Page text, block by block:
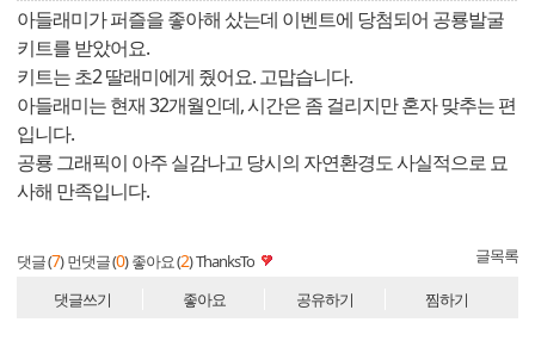
아들래미가 퍼즐을 좋아해 샀는데 이벤트에 당첨되어 공룡발굴
키트를 받았어요.
키트는 초2 딸래미에게 줬어요. 고맙습니다.
아들래미는 현재 32개월인데, 시간은 좀 걸리지만 혼자 맞추는 편
입니다.
공룡 그래픽이 아주 실감나고 당시의 자연환경도 사실적으로 묘
사해 만족입니다.
댓글 (7) 먼댓글 (0) 좋아요 (2)ThanksTo 글목록
댓글쓰기 좋아요 공유하기 찜하기